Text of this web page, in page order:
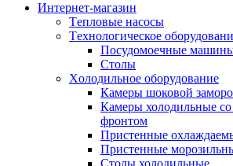
Интернет-магазин
Tепловые насосы
Tехнологическое
Посудомоечные
Столы
Xолодильное оборудование
Камеры шоковой
Камеры холодильные
фронтом
Пристенные
Пристенные